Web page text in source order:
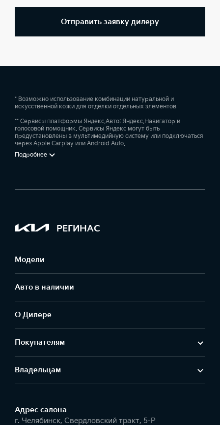
Отправить заявку дилеру
* Возможно использование комбинации натуральной и
искусственной кожи для отделки отдельных элементов
** Сервисы платформы Яндекс.Авто: Яндекс.Навигатор и
голосовой помощник. Сервисы Яндекс могут быть
предустановлены в мультимедийную систему или подключаться
через Apple Carplay или Android Auto.
Подробнее
РЕГИНАС
Модели
Авто в наличии
О Дилере
Покупателям
Владельцам
Адрес салонa
г. Челябинск, Свердловский тракт, 5-Р